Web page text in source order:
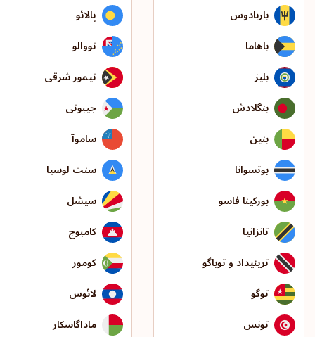
باربادوس
باهاما
بلیز
بنگلادش
بنین
بوتسوانا
بورکینا فاسو
تانزانیا
ترینیداد و توباگو
توگو
تونس
پالائو
تووالو
تیمور شرقی
جیبوتی
ساموآ
سنت لوسیا
سیشل
کامبوج
کومور
لائوس
ماداگاسکار